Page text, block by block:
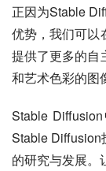
正因为Stable
优势，我们可以
提供了更多的自
和艺术色彩的图
Stable
Stable Diffusion
的研究与发展。